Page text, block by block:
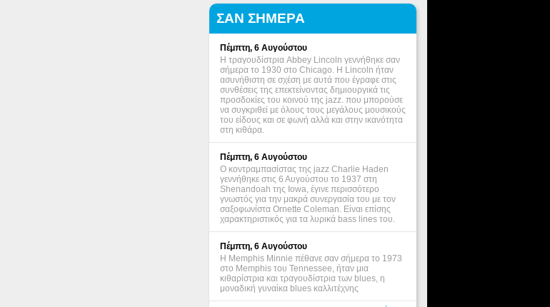
ΣΑΝ ΣΗΜΕΡΑ
Πέμπτη, 6 Αυγούστου
Η τραγουδίστρια Abbey Lincoln γεννήθηκε σαν
σήμερα το 1930 στο Chicago. Η Lincoln ήταν
ασυνήθιστη σε σχέση με αυτά που έγραφε στις
συνθέσεις της επεκτείνοντας δημιουργικά τις
προσδοκίες του κοινού της jazz. που μπορούσε
να συγκριθεί με όλους τους μεγάλους μουσικούς
του είδους και σε φωνή αλλά και στην ικανότητα
στη κιθάρα.
Πέμπτη, 6 Αυγούστου
Ο κοντραμπασίστας της jazz Charlie Haden
γεννήθηκε στις 6 Αυγούστου το 1937 στη
Shenandoah της Iowa, έγινε περισσότερο
γνωστός για την μακρά συνεργασία του με τον
σαξοφωνίστα Ornette Coleman. Είναι επίσης
χαρακτηριστικός για τα λυρικά bass lines του.
Πέμπτη, 6 Αυγούστου
Η Memphis Minnie πέθανε σαν σήμερα το 1973
στο Memphis του Tennessee, ήταν μια
κιθαρίστρια και τραγουδίστρια των blues, η
μοναδική γυναίκα blues καλλιτέχνης